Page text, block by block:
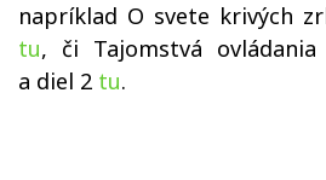
napríklad O svete krivých
tu, či Tajomstvá
a diel 2 tu.